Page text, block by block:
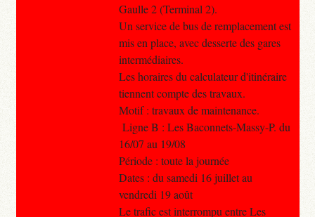
Gaulle 2 (Terminal 2).
Un service de bus de remplacement est
mis en place, avec desserte des gares
intermédiaires.
Les horaires du calculateur d'itinéraire
tiennent compte des travaux.
Motif : travaux de maintenance.
Ligne B : Les Baconnets-Massy-P. du
16/07 au 19/08
Période : toute la journée
Dates : du samedi 16 juillet au
vendredi 19 août
Le trafic est interrompu entre Les